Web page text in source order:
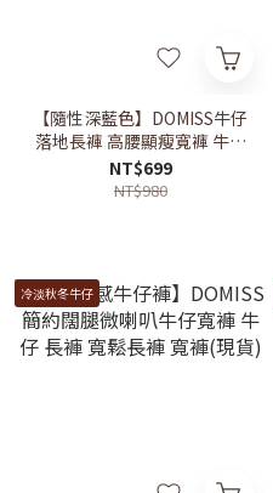
【隨性深藍色】DOMISS牛仔
落地長褲 高腰顯瘦寬褲 牛仔
褲 寬鬆長褲(現貨)
NT$699
NT$980
冷淡秋冬牛仔